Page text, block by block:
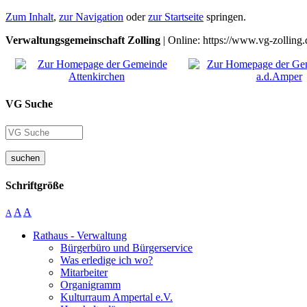
Zum Inhalt, zur Navigation oderzur Startseite springen.
Verwaltungsgemeinschaft Zolling | Online: https://www.vg-
VG Suche
suchen
Schriftgröße
A A A
Rathaus - Verwaltung
Bürgerbüro und Bürgerservice
Was erledige ich wo?
Mitarbeiter
Organigramm
Kulturraum Ampertal e.V.